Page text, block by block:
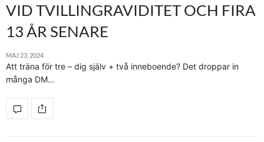
VID TVILLINGRAVIDITET OCH FIRA
13 ÅR SENARE
MAJ 23, 2024
Att träna för tre – dig själv + två inneboende? Det droppar in
många DM…